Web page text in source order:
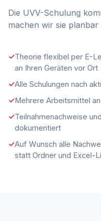
Die UVV-Schulung
machen wir sie
Theorie flexibel per E-
an Ihren Geräten vor Ort
Alle Schulungen nach
Mehrere Arbeitsmittel
Teilnahmenachweise
dokumentiert
Auf Wunsch alle
statt Ordner und Excel-